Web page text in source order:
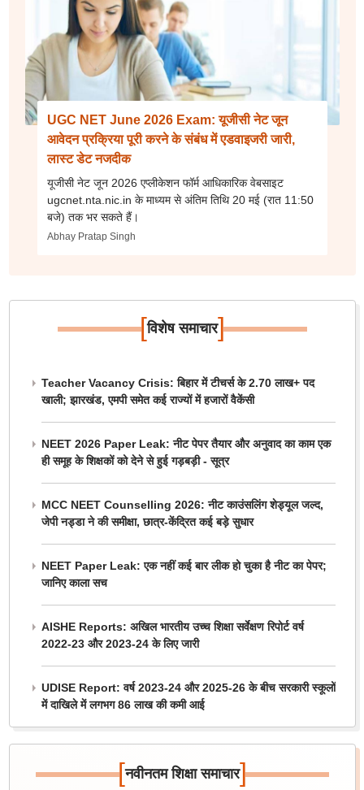
UGC NET June 2026 Exam: यूजीसी नेट जून
आवेदन प्रक्रिया पूरी करने के संबंध में एडवाइजरी जारी,
लास्ट डेट नजदीक
यूजीसी नेट जून 2026 एप्लीकेशन फॉर्म आधिकारिक वेबसाइट
ugcnet.nta.nic.in के माध्यम से अंतिम तिथि 20 मई (रात 11:50
बजे) तक भर सकते हैं।
Abhay Pratap Singh
[विशेष समाचार]
Teacher Vacancy Crisis: बिहार में टीचर्स के 2.70 लाख+ पद
खाली; झारखंड, एमपी समेत कई राज्यों में हजारों वैकेंसी
NEET 2026 Paper Leak: नीट पेपर तैयार और अनुवाद का काम एक
ही समूह के शिक्षकों को देने से हुई गड़बड़ी - सूत्र
MCC NEET Counselling 2026: नीट काउंसलिंग शेड्यूल जल्द,
जेपी नड्डा ने की समीक्षा, छात्र-केंद्रित कई बड़े सुधार
NEET Paper Leak: एक नहीं कई बार लीक हो चुका है नीट का पेपर;
जानिए काला सच
AISHE Reports: अखिल भारतीय उच्च शिक्षा सर्वेक्षण रिपोर्ट वर्ष
2022-23 और 2023-24 के लिए जारी
UDISE Report: वर्ष 2023-24 और 2025-26 के बीच सरकारी स्कूलों
में दाखिले में लगभग 86 लाख की कमी आई
[नवीनतम शिक्षा समाचार]